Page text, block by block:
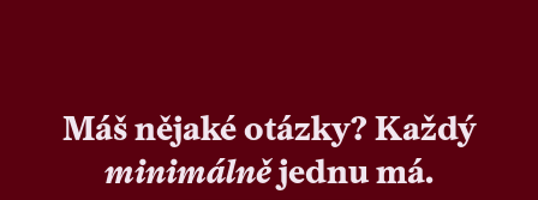
Máš nějaké otázky? Každý
minimálnějednu má.